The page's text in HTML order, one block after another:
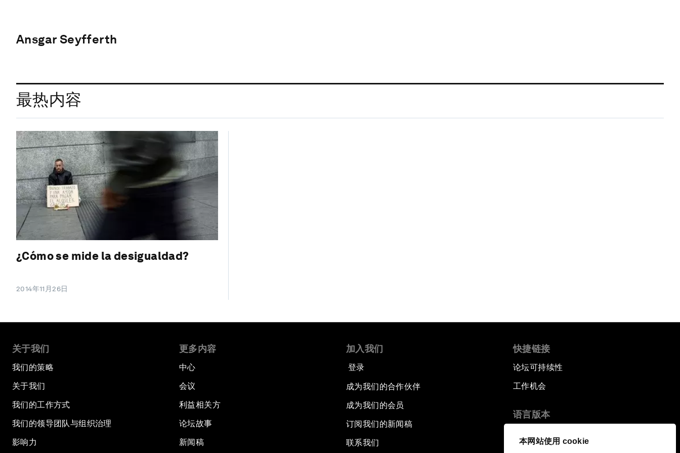
本网站使用 cookie
Ansgar Seyfferth
最热内容
¿Cómo se mide la desigualdad?
2014年11月26日
关于我们
我们的策略
关于我们
我们的工作方式
我们的领导团队与组织治理
影响力
更多内容
中心
会议
利益相关方
论坛故事
新闻稿
加入我们
登录
成为我们的合作伙伴
成为我们的会员
订阅我们的新闻稿
联系我们
快捷链接
论坛可持续性
工作机会
语言版本